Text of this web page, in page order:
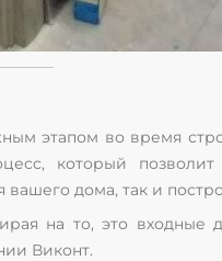
этапом во время
который позволит
вашего дома, так и
на то, это входные
Виконт.